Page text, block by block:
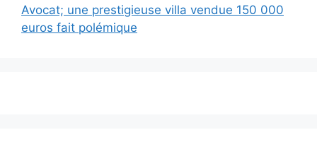
Avocat; une prestigieuse villa vendue 150 000
euros fait polémique